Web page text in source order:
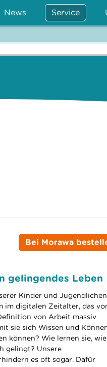
News Service
Bei Morawa
gelingendes Leben
Kinder und
im digitalen Zeitalter, das
von Arbeit massiv
sie sich Wissen und
können? Wie lernen sie, wie
gelingt? Unsere
es oft sogar. Dafür